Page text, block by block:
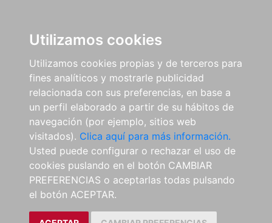
Utilizamos cookies
Utilizamos cookies propias y de terceros para
fines analíticos y mostrarle publicidad
relacionada con sus preferencias, en base a
un perfil elaborado a partir de su hábitos de
navegación (por ejemplo, sitios web
visitados). Clica aquí para más información.
Usted puede configurar o rechazar el uso de
cookies puslando en el botón CAMBIAR
PREFERENCIAS o aceptarlas todas pulsando
el botón ACEPTAR.